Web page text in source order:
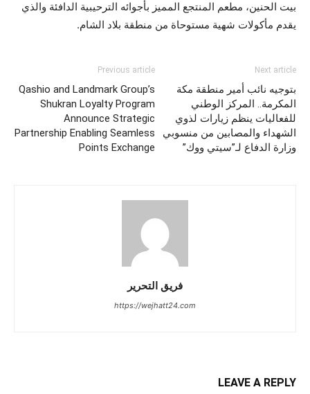
بيت الحنين، مطعم المنتجع المميز بأجوائه الترحيبية الدافئة والذي
يقدم مأكولات شهية مستوحاة من منطقة بلاد الشام.
Previous article
Qashio and Landmark Group’s
Shukran Loyalty Program
Announce Strategic
Partnership Enabling Seamless
Points Exchange
Next article
بتوجيه نائب أمير منطقة مكة
المكرمة.. المركز الوطني
للفعاليات ينظم زيارات لذوي
الشهداء والمصابين من منسوبي
وزارة الدفاع لـ”سيتي ووك”
فريق التحرير
https://wejhatt24.com
LEAVE A REPLY